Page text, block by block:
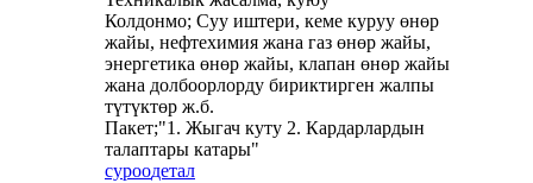
Колдонмо; Суу иштери, кеме куруу өнөр
жайы, нефтехимия жана газ өнөр жайы,
энергетика өнөр жайы, клапан өнөр жайы
жана долбоорлорду бириктирген жалпы
түтүктөр ж.б.
Пакет;"1. Жыгач куту 2. Кардарлардын
талаптары катары"
суроодетал